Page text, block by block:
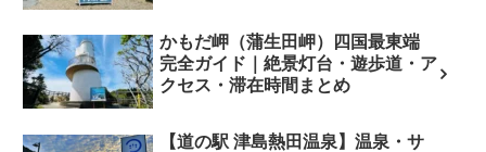
かもだ岬（蒲生田岬）四国最東端
完全ガイド｜絶景灯台・遊歩道・ア
クセス・滞在時間まとめ
【道の駅 津島熱田温泉】温泉・サ